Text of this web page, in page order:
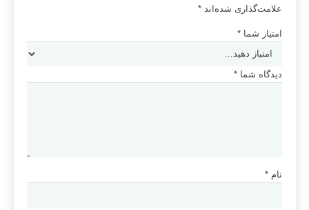
علامت‌گذاری شده‌اند *
امتیاز شما *
دیدگاه شما *
نام *